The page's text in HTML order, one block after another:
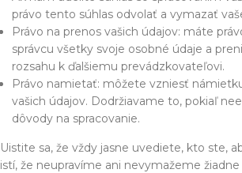
právo tento súhlas odvolať a vymazať
Právo na prenos vašich údajov: máte
správcu všetky svoje osobné údaje a
rozsahu k ďalšiemu prevádzkovateľovi.
Právo namietať: môžete vzniesť
vašich údajov. Dodržiavame to, pokiaľ
dôvody na spracovanie.
Uistite sa, že vždy jasne uvediete, kto ste,
istí, že neupravíme ani nevymažeme